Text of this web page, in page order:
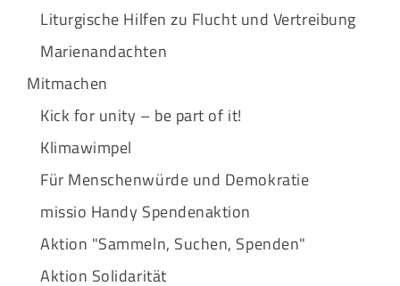
Liturgische Hilfen zu Flucht und Vertreibung
Marienandachten
Mitmachen
Kick for unity – be part of it!
Klimawimpel
Für Menschenwürde und Demokratie
missio Handy Spendenaktion
Aktion "Sammeln, Suchen, Spenden"
Aktion Solidarität